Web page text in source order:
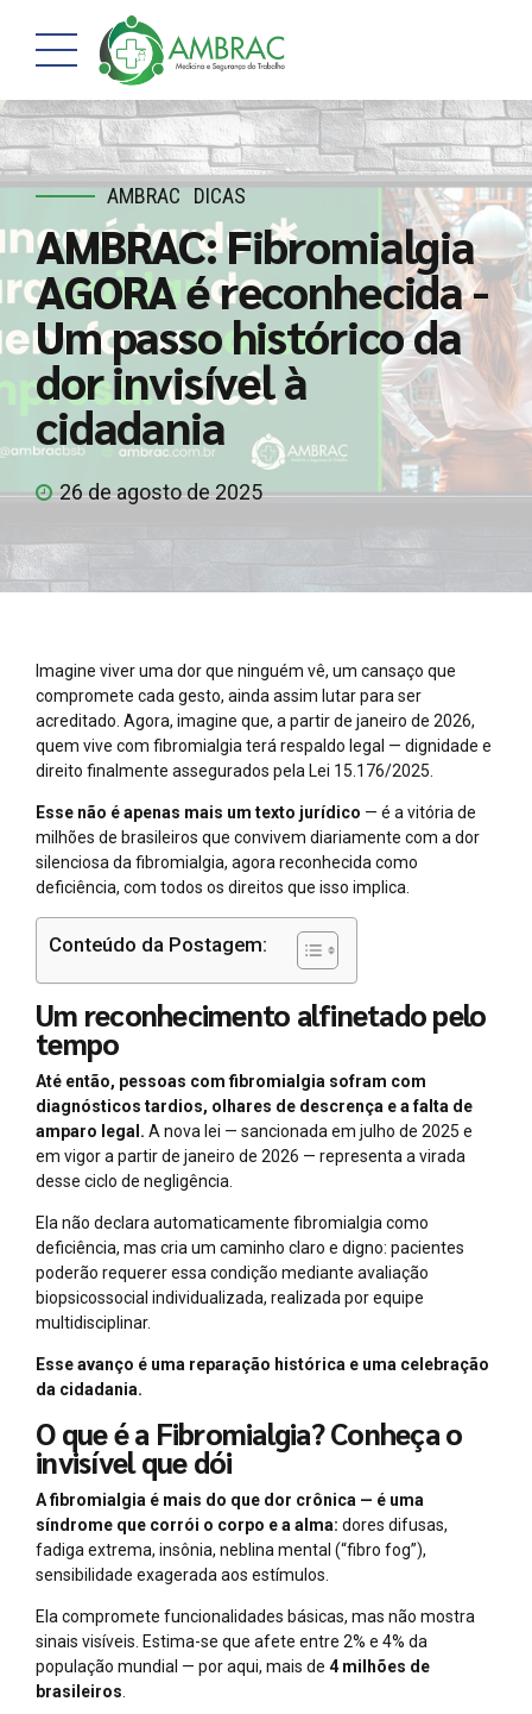
AMBRAC DICAS
AMBRAC: Fibromialgia
AGORA é reconhecida -
Um passo histórico da
dor invisível à
cidadania
26 de agosto de 2025
Imagine viver uma dor que ninguém vê, um cansaço que
compromete cada gesto, ainda assim lutar para ser
acreditado. Agora, imagine que, a partir de janeiro de 2026,
quem vive com fibromialgia terá respaldo legal — dignidade e
direito finalmente assegurados pela Lei 15.176/2025.
Esse não é apenas mais um texto jurídico — é a vitória de
milhões de brasileiros que convivem diariamente com a dor
silenciosa da fibromialgia, agora reconhecida como
deficiência, com todos os direitos que isso implica.
Conteúdo da Postagem:
Um reconhecimento alfinetado pelo
tempo
Até então, pessoas com fibromialgia sofram com
diagnósticos tardios, olhares de descrença e a falta de
amparo legal. A nova lei — sancionada em julho de 2025 e
em vigor a partir de janeiro de 2026 — representa a virada
desse ciclo de negligência.
Ela não declara automaticamente fibromialgia como
deficiência, mas cria um caminho claro e digno: pacientes
poderão requerer essa condição mediante avaliação
biopsicossocial individualizada, realizada por equipe
multidisciplinar.
Esse avanço é uma reparação histórica e uma celebração
da cidadania.
O que é a Fibromialgia? Conheça o
invisível que dói
A fibromialgia é mais do que dor crônica — é uma
síndrome que corrói o corpo e a alma: dores difusas,
fadiga extrema, insônia, neblina mental (“fibro fog”),
sensibilidade exagerada aos estímulos.
Ela compromete funcionalidades básicas, mas não mostra
sinais visíveis. Estima-se que afete entre 2% e 4% da
população mundial — por aqui, mais de 4 milhões de
brasileiros